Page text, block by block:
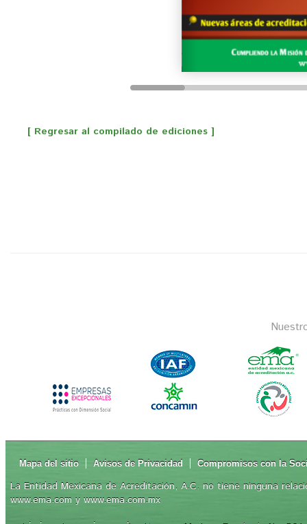
[ Regresar al compilado de ediciones ]
Mapa del sitio Avisos de Privacidad Compromisos con la
La Entidad Mexicana de Acreditación, A.C. no tiene ninguna
www.ema.com y www.ema.com.mx